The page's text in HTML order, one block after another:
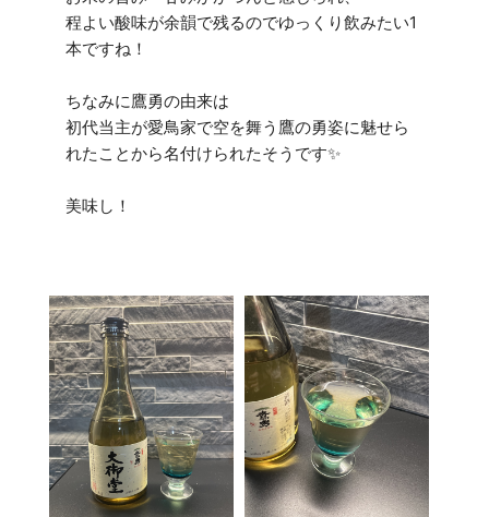
程よい酸味が余韻で残るのでゆっくり飲みたい1
本ですね！
ちなみに鷹勇の由来は
初代当主が愛鳥家で空を舞う鷹の勇姿に魅せら
れたことから名付けられたそうです✨